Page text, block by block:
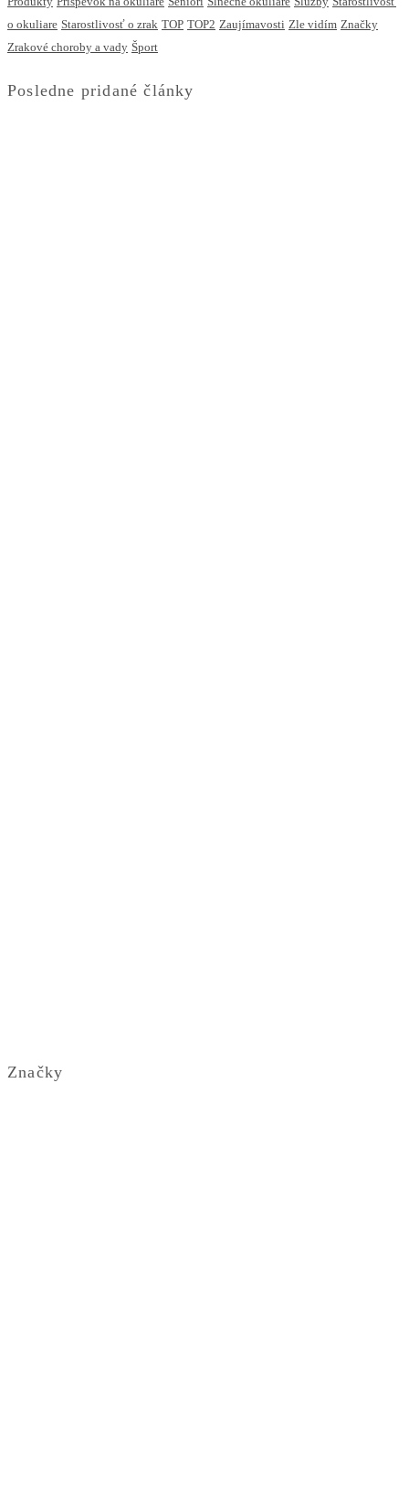
o okuliare Starostlivosť o zrak TOP TOP2 Zaujímavosti Zle vidím Značky
Zrakové choroby a vady Šport
Posledne pridané články
Značky